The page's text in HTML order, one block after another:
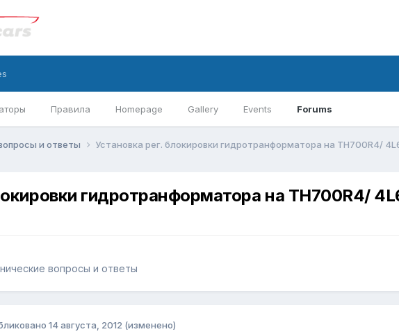
Правила Homepage Gallery Events Forums
и ответы Установка рег. блокировки гидротранформатора на TH700R4/
гидротранформатора на TH700R4/
вопросы и ответы
14 августа, 2012 (изменено)